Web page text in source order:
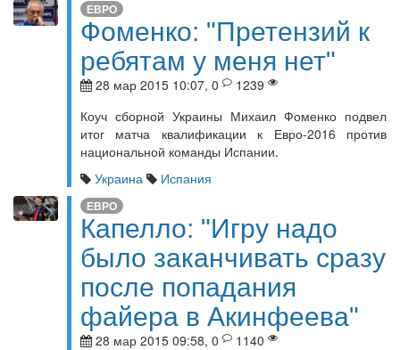
ЕВРО
Фоменко: "Претензий к
ребятам у меня нет"
28 мар 2015 10:07, 0
1239
Коуч сборной Украины Михаил Фоменко подвел
итог матча квалификации к Евро-2016 против
национальной команды Испании.
Украина
Испания
ЕВРО
Капелло: "Игру надо
было заканчивать сразу
после попадания
файера в Акинфеева"
28 мар 2015 09:58, 0
1140